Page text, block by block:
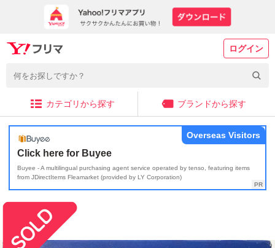
ログイン
カテゴリから探す ブランドから探す
Click here for Buyee
Buyee - A multilingual purchasing agent service operated by tenso, featuring items
from JDirectItems Fleamarket (provided by LY Corporation)
Overseas Visitors